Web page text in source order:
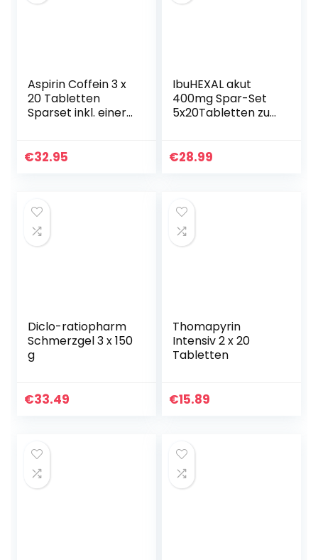
Aspirin Coffein 3 x
20 Tabletten
Sparset inkl. einer
Apotheken-
€32.95
IbuHEXAL akut
400mg Spar-Set
5x20Tabletten zur
mäßigen
€28.99
Diclo-ratiopharm
Schmerzgel 3 x 150
g
€33.49
Thomapyrin
Intensiv 2 x 20
Tabletten
€15.89